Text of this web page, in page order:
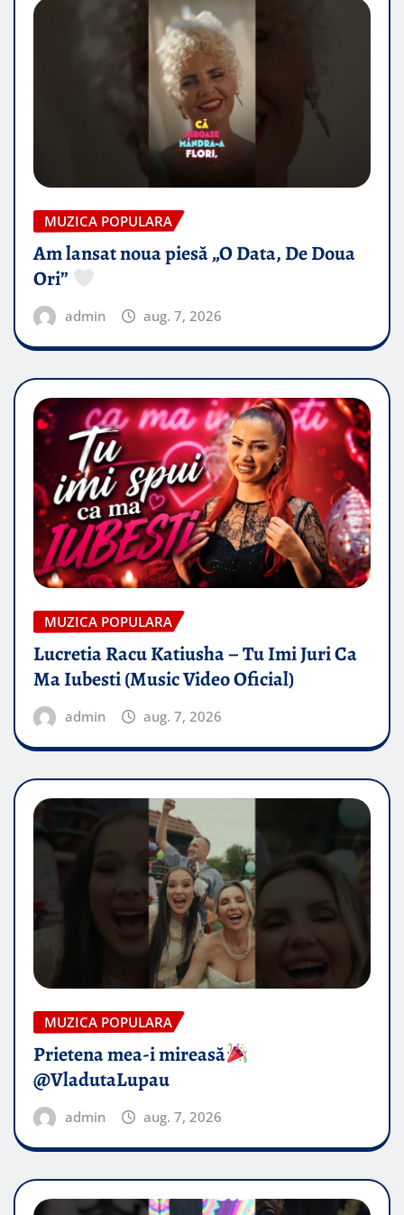
MUZICA POPULARA
Am lansat noua piesă „O Data, De Doua
Ori”
admin aug. 7, 2026
MUZICA POPULARA
Lucretia Racu Katiusha – Tu Imi Juri Ca
Ma Iubesti (Music Video Oficial)
admin aug. 7, 2026
MUZICA POPULARA
Prietena mea-i mireasă​
@VladutaLupau
admin aug. 7, 2026